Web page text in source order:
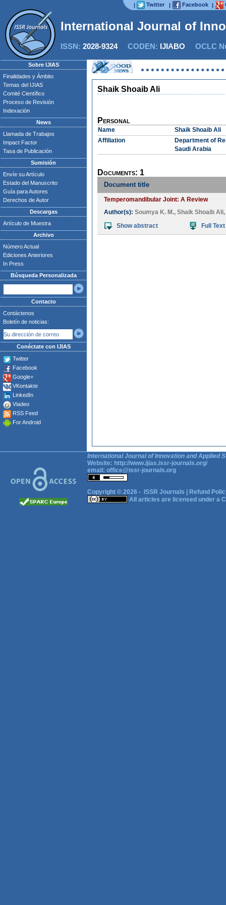
| Twitter | Facebook |
International Journal of
ISSN: 2028-9324CODEN: IJIABO OCLC
Sobre IJIAS
Finalidades y Ámbito
Temas del IJIAS
Comité Científico
Proceso de Revisión
Indexación
News
Llamada de Trabajos
Impact Factor
Tasa de Publicación
Sumisión
Envíe su Artículo
Estado del Manuscrito
Guía para Autores
Derechos de Autor
Descargas
Artículo de Muestra
Archivo
Número Actual
Ediciones Anteriores
In Press
Búsqueda Personalizada
Contacto
Contáctenos
Boletín de noticias:
Conéctate con IJIAS
Twitter
Facebook
Google+
VKontakte
LinkedIn
Viadeo
RSS Feed
For Android
Shaik Shoaib Ali
Personal
Name
Shaik Shoaib Ali
Affiliation
Department of
Saudi Arabia
Documents: 1
Document title
Temperomandibular Joint: A Review
Author(s): Soumya K. M., Shaik Shoaib Ali,
Show abstract
Full Text
International Journal of Innovation and Applied
Website: http://www.ijias.issr-journals.org/
email: office@issr-journals.org
Copyright © 2026 - ISSR Journals
Refund
All articles are licensed under a